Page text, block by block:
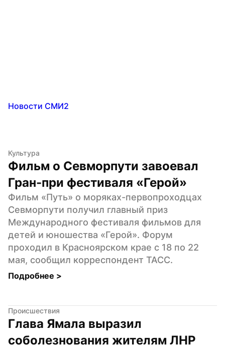
Новости СМИ2
Культура
Фильм о Севморпути завоевал
Гран-при фестиваля «Герой»
Фильм «Путь» о моряках-первопроходцах
Севморпути получил главный приз
Международного фестиваля фильмов для
детей и юношества «Герой». Форум
проходил в Красноярском крае с 18 по 22
мая, сообщил корреспондент ТАСС.
Подробнее >
Происшествия
Глава Ямала выразил
соболезнования жителям ЛНР